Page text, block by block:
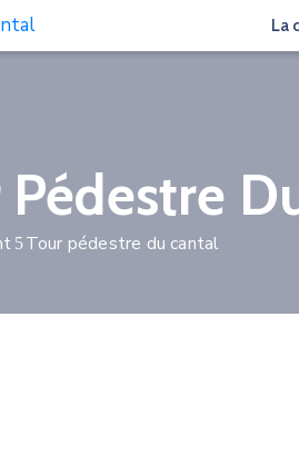
La
Pédestre
Tour pédestre du cantal